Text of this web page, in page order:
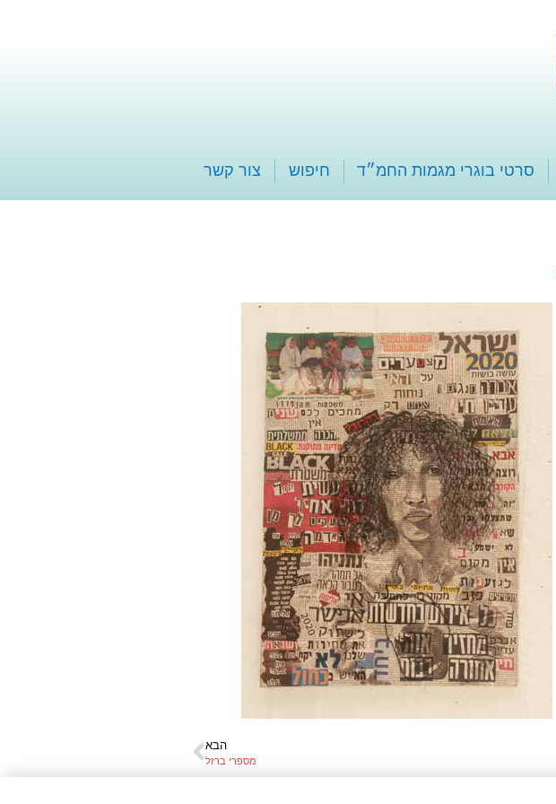
סרטי בוגרי מגמות החמ״ד חיפוש צור קשר
הבא
מספרי ברזל